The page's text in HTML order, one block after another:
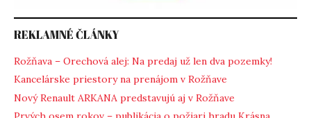
REKLAMNÉ ČLÁNKY
Rožňava – Orechová alej: Na predaj už len dva pozemky!
Kancelárske priestory na prenájom v Rožňave
Nový Renault ARKANA predstavujú aj v Rožňave